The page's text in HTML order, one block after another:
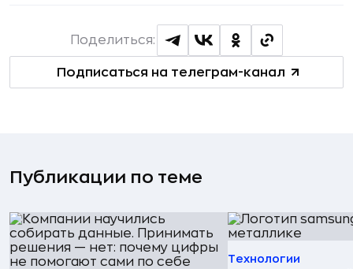
Подписаться на телеграм-канал
Поделиться:
Публикации по теме
Технологии